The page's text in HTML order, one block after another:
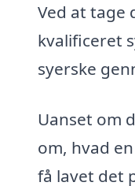
Ved at tage
kvalificeret
syerske
Uanset om
om, hvad
få lavet det